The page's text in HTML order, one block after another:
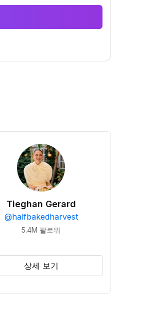
Tieghan Gerard
@halfbakedharvest
5.4M 팔로워
상세 보기